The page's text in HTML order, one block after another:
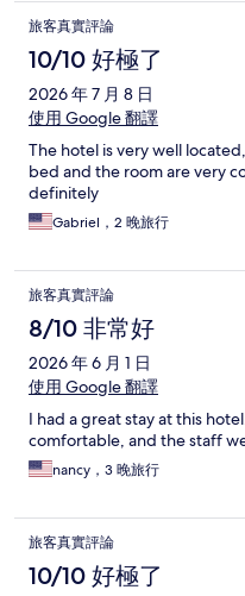
旅客真實評論
10/10 好極了
2026 年 7 月 8 日
使用 Google 翻譯
The hotel is very well
bed and the room are very
definitely
Gabriel，2 晚旅行
旅客真實評論
8/10 非常好
2026 年 6 月 1 日
使用 Google 翻譯
I had a great stay at this
comfortable, and the staff
nancy，3 晚旅行
旅客真實評論
10/10 好極了